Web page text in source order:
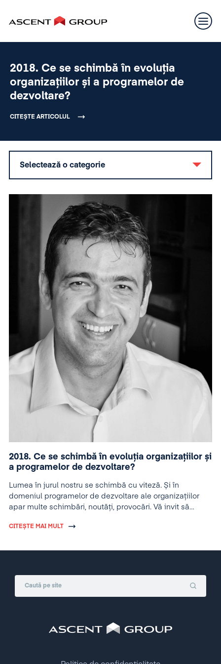
2018. Ce se schimbă în evoluția
organizațiilor și a programelor de
dezvoltare?
CITEȘTE ARTICOLUL
Selectează o categorie
2018. Ce se schimbă în evoluția organizațiilor și
a programelor de dezvoltare?
Lumea în jurul nostru se schimbă cu viteză. Și în
domeniul programelor de dezvoltare ale organizațiilor
apar multe schimbări, noutăți, provocări. Vă invit să
CITEȘTE MAI MULT